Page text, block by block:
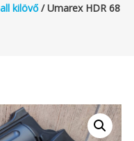
kilövő/ Umarex HDR 68